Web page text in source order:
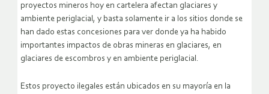
proyectos mineros hoy en cartelera afectan glaciares y
ambiente periglacial, y basta solamente ir a los sitios donde se
han dado estas concesiones para ver donde ya ha habido
importantes impactos de obras mineras en glaciares, en
glaciares de escombros y en ambiente periglacial.
Estos proyecto ilegales están ubicados en su mayoría en la